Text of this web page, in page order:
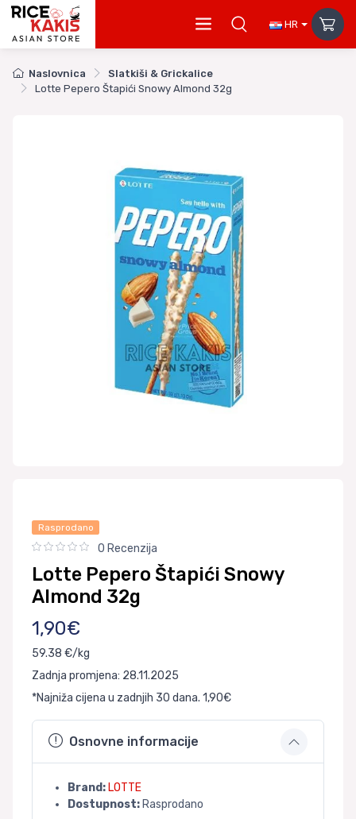
HR
Naslovnica
Slatkiši & Grickalice
Lotte Pepero Štapići Snowy Almond 32g
Rasprodano
0 Recenzija
Lotte Pepero Štapići Snowy
Almond 32g
1,90€
59.38 €/kg
Zadnja promjena: 28.11.2025
*Najniža cijena u zadnjih 30 dana. 1,90€
Osnovne informacije
Brand: LOTTE
Dostupnost: Rasprodano